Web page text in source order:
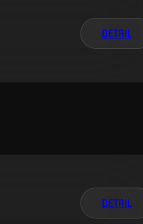
DETAIL
DETAIL